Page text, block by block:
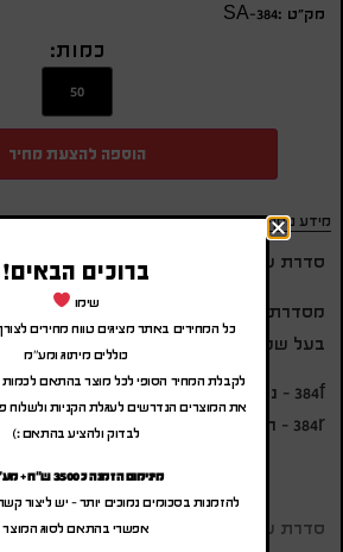
מק״ט :SA-384
כמות:
הוספה להצעת מחיר
מידע נוסף
סדרת עט אאורה Aura כחול קליפס כרום
מסדרת עטי יוקרה X-PEN
בעל שטח גדול למיתוג, מומלץ חריטה או
384f – נובע – פתיחה מכסה
384r – רולר – פתיחה מכסה
סדרת עט אאורה Aura כחול קליפס כרום
ברוכים הבאים!
שימו
כל המחירים באתר מציגים טווח מחירים
כוללים מיתוג ומע"מ
לקבלת המחיר הסופי לכל מוצר בהתאם לכמות
את המוצרים הנדרשים לעגלת הקניות ולשלוח
לבדוק ולהציע בהתאם :)
מינימום הזמנה כ 3500 ש"ח + מע"מ
להזמנות בסכומים נמוכים יותר – יש ליצור
אפשרי בהתאם לסוג המוצר